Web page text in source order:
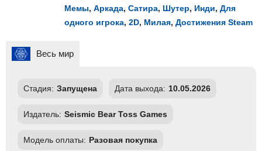
Мемы, Аркада, Сатира, Шутер, Инди, Для
одного игрока, 2D, Милая, Достижения Steam
Весь мир
Стадия: Запущена Дата выхода: 10.05.2026
Издатель: Seismic Bear Toss Games
Модель оплаты: Разовая покупка